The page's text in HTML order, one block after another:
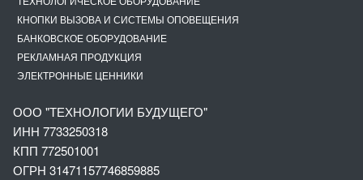
КНОПКИ ВЫЗОВА И СИСТЕМЫ ОПОВЕЩЕНИЯ
БАНКОВСКОЕ ОБОРУДОВАНИЕ
РЕКЛАМНАЯ ПРОДУКЦИЯ
ЭЛЕКТРОННЫЕ ЦЕННИКИ
ООО "ТЕХНОЛОГИИ БУДУЩЕГО"
ИНН 7733250318
КПП 772501001
ОГРН 31471157746859885